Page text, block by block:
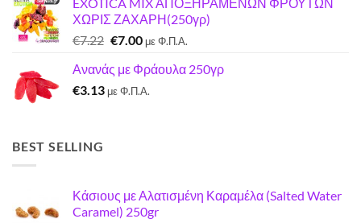
ΧΩΡΙΣ ΖΑΧΑΡΗ(250γρ)
€7.22 Original
was:
€7.22.
€7.00Η
τιμή
είναι:
με Φ.Π.Α.
Ανανάς με Φράουλα 250γρ
€3.13 με Φ.Π.Α.
BEST SELLING
Κάσιους με Αλατισμένη Καραμέλα (Salted Water
Caramel) 250gr